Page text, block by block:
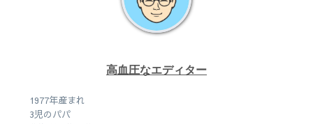
高血圧なエディター
1977年産まれ
3児のパパ